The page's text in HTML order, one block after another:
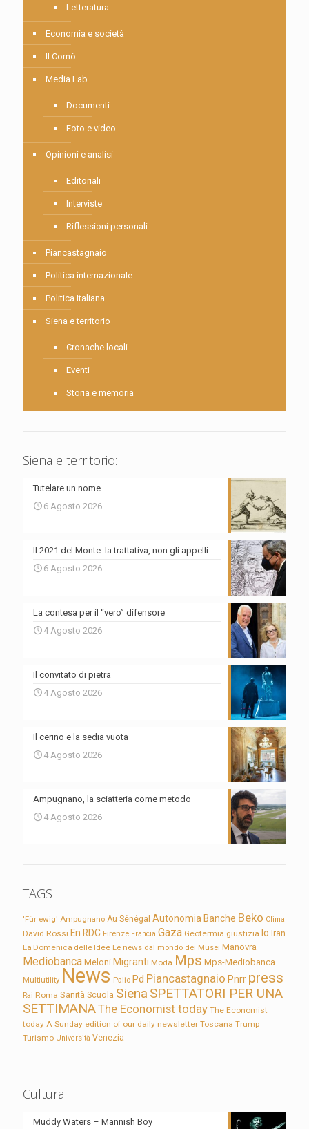
Letteratura
Economia e società
Il Comò
Media Lab
Documenti
Foto e video
Opinioni e analisi
Editoriali
Interviste
Riflessioni personali
Piancastagnaio
Politica internazionale
Politica Italiana
Siena e territorio
Cronache locali
Eventi
Storia e memoria
Siena e territorio:
Tutelare un nome
6 Agosto 2026
Il 2021 del Monte: la trattativa, non gli appelli
6 Agosto 2026
La contesa per il “vero” difensore
4 Agosto 2026
Il convitato di pietra
4 Agosto 2026
Il cerino e la sedia vuota
4 Agosto 2026
Ampugnano, la sciatteria come metodo
4 Agosto 2026
TAGS
'Für ewig' Ampugnano Au Sénégal Autonomia Banche Beko Clima
David Rossi En RDC Firenze Francia Gaza Geotermia giustizia Io Iran
La Domenica delle Idee Le news dal mondo dei Musei Manovra
Mediobanca Meloni Migranti Moda Mps Mps-Mediobanca
Multiutility News Palio Pd Piancastagnaio Pnrr press
Rai Roma Sanità Scuola Siena SPETTATORI PER UNA
SETTIMANAThe Economist today The Economist
today A Sunday edition of our daily newsletter Toscana Trump
Turismo Università Venezia
Cultura
Muddy Waters – Mannish Boy